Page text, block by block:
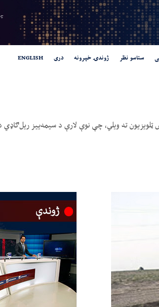
ستاسو نظر ژوندۍ خپرونه دری ENGLISH
ته ویلي، چې نوې لارې د سیمه‌ییز ریل‌ګاډي د